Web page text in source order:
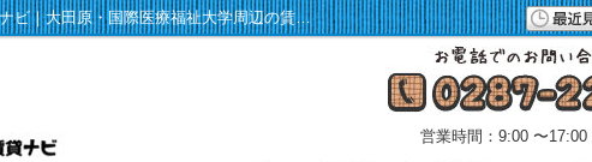
ファミリーマート 湯津上店情報ページ｜福祉大学生賃貸ナビ｜大田原・国際医療福祉大学周辺の賃貸マンション・アパート情報
営業時間：9:00 〜17:00